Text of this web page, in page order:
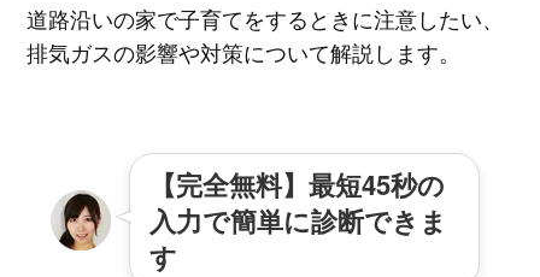
道路沿いの家で子育てをするときに注意したい、
排気ガスの影響や対策について解説します。
【完全無料】最短45秒の
入力で簡単に診断できま
す